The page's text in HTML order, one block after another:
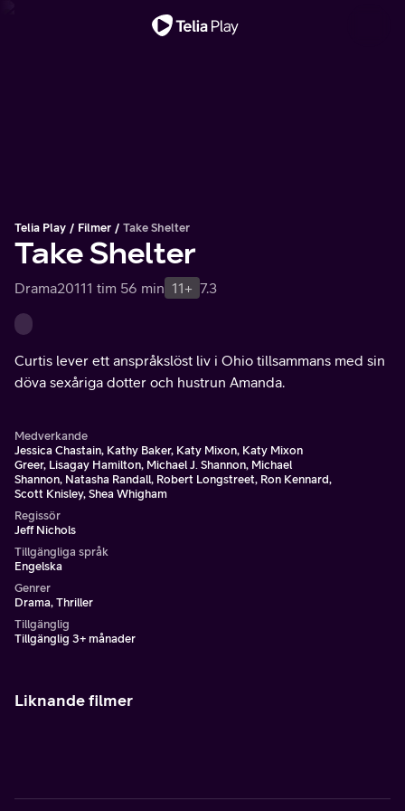
Telia Play Filmer Take Shelter
Take Shelter
Drama20111 tim 56 min 11+ 7.3
Curtis lever ett anspråkslöst liv i Ohio tillsammans med sin
döva sexåriga dotter och hustrun Amanda.
Medverkande
Jessica Chastain, Kathy Baker, Katy Mixon, Katy Mixon
Greer, Lisagay Hamilton, Michael J. Shannon, Michael
Shannon, Natasha Randall, Robert Longstreet, Ron Kennard,
Scott Knisley, Shea Whigham
Regissör
Jeff Nichols
Tillgängliga språk
Engelska
Genrer
Drama, Thriller
Tillgänglig
Tillgänglig 3+ månader
Liknande filmer